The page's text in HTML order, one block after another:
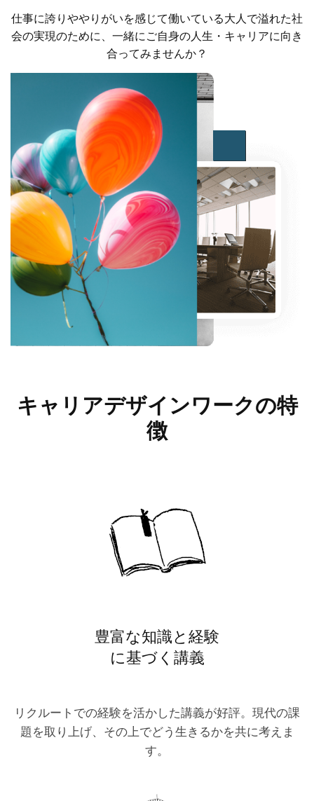
仕事に誇りややりがいを感じて働いている大人で溢れた社
会の実現のために、一緒にご自身の人生・キャリアに向き
合ってみませんか？
キャリアデザインワークの特
徴
豊富な知識と経験
に基づく講義
リクルートでの経験を活かした講義が好評。現代の課
題を取り上げ、その上でどう生きるかを共に考えま
す。